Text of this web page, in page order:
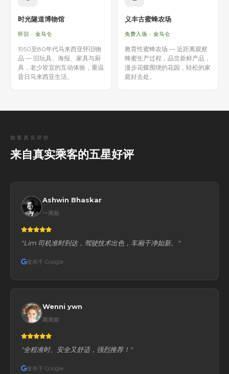
时光隧道博物馆
怀旧 · 金马仑
1950至80年代马来西亚怀旧物
品 — 旧玩具、海报、家具与厨
具，老少皆宜的互动体验，重温
昔日马来西亚生活。
义丰古蜜蜂农场
免费入场 · 金马仑
教育性蜜蜂农场 — 近距离观察
蜂蜜生产过程，品尝新鲜产品，
漫步花蝶围绕的花园，轻松的家
庭好去处。
旅客真实评价
来自真实乘客的五星好评
Ashwin Bhaskar
一周前
"Lim 司机准时到达，驾驶技术出色，车厢干净如新。"
发布于 Google
Wenni ywn
两周前
"全程准时、安全又舒适，强烈推荐！"
发布于 Google